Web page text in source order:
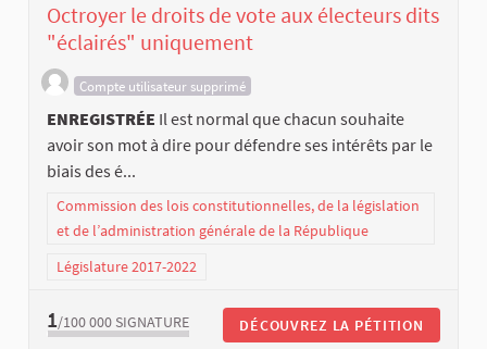
Octroyer le droits de vote aux électeurs dits
"éclairés" uniquement
Compte utilisateur supprimé
ENREGISTRÉE Il est normal que chacun souhaite
avoir son mot à dire pour défendre ses intérêts par le
biais des é...
Commission des lois constitutionnelles, de la législation
et de l’administration générale de la République
Législature 2017-2022
1/100 000 SIGNATURE DÉCOUVREZ LA PÉTITION